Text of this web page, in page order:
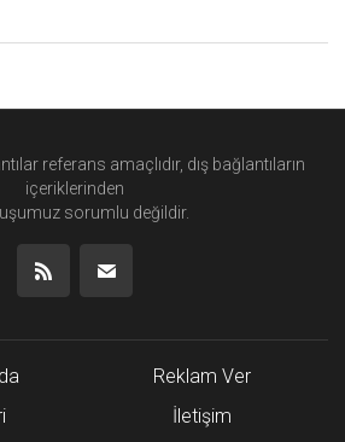
referans amaçlıdır, dış bağlantıların
içeriklerinden
sorumlu değildir.
Reklam Ver
İletişim